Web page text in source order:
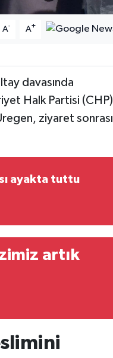
A- A+
davasında
Halk Partisi (CHP)
ziyaret sonrası
ayakta tuttu
artık